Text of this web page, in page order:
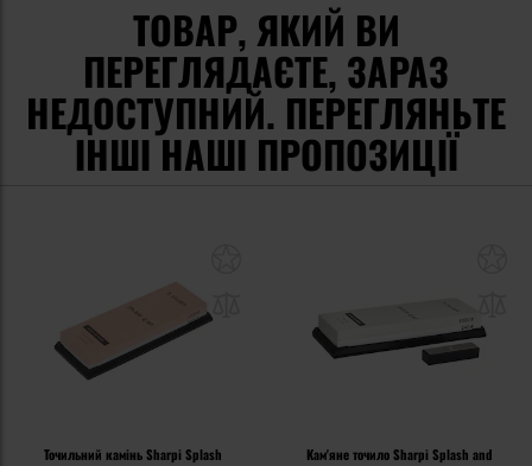
ТОВАР, ЯКИЙ ВИ
ПЕРЕГЛЯДАЄТЕ, ЗАРАЗ
НЕДОСТУПНИЙ. ПЕРЕГЛЯНЬТЕ
ІНШІ НАШІ ПРОПОЗИЦІЇ
Точильний камінь Sharpi Splash
Кам'яне точило Sharpi Splash and